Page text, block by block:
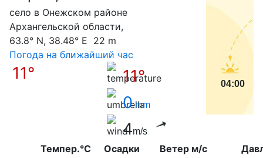
село в Онежском районе
Архангельской области,
63.8° N, 38.48° E 22 m
Погода на ближайший час
11°
11°
0mm
4m/s
04:00
Темпер.°C Осадки Ветер м/с